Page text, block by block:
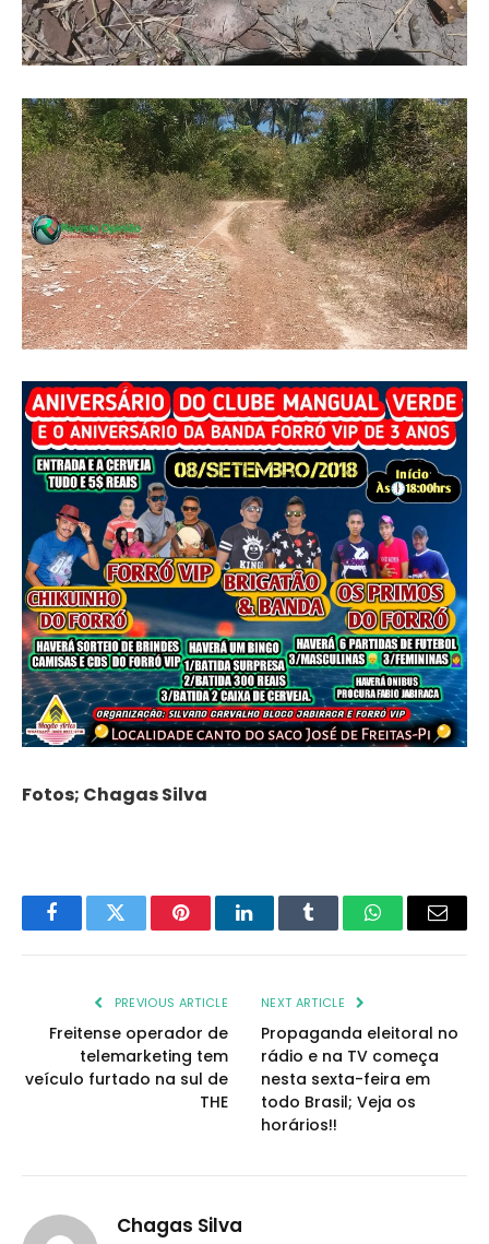
Fotos; Chagas Silva
FacebookTwitter PinterestLinkedInTumblr WhatsAppEmail
PREVIOUS ARTICLE
Freitense operador de
telemarketing tem
veículo furtado na sul de
THE
NEXT ARTICLE
Propaganda eleitoral no
rádio e na TV começa
nesta sexta-feira em
todo Brasil; Veja os
horários!!
Chagas Silva